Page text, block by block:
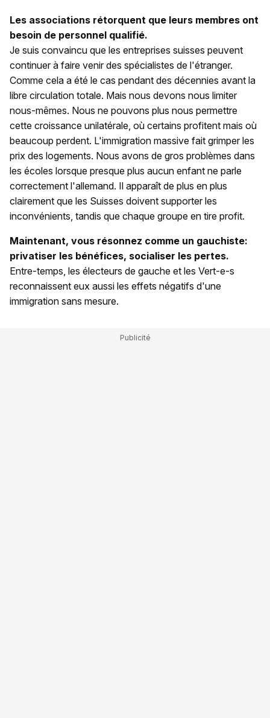
Les associations rétorquent que leurs membres ont
besoin de personnel qualifié.
Je suis convaincu que les entreprises suisses peuvent
continuer à faire venir des spécialistes de l'étranger.
Comme cela a été le cas pendant des décennies avant la
libre circulation totale. Mais nous devons nous limiter
nous-mêmes. Nous ne pouvons plus nous permettre
cette croissance unilatérale, où certains profitent mais où
beaucoup perdent. L'immigration massive fait grimper les
prix des logements. Nous avons de gros problèmes dans
les écoles lorsque presque plus aucun enfant ne parle
correctement l'allemand. Il apparaît de plus en plus
clairement que les Suisses doivent supporter les
inconvénients, tandis que chaque groupe en tire profit.
Maintenant, vous résonnez comme un gauchiste:
privatiser les bénéfices, socialiser les pertes.
Entre-temps, les électeurs de gauche et les Vert-e-s
reconnaissent eux aussi les effets négatifs d'une
immigration sans mesure.